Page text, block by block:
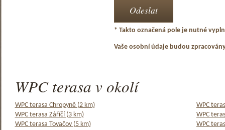
* Takto označená pole je nutné
Vaše osobní údaje budou
WPC terasa v okolí
WPC terasa Chropyně (2 km)
WPC
WPC terasa Záříčí (3 km)
WPC
WPC terasa Tovačov (5 km)
WPC